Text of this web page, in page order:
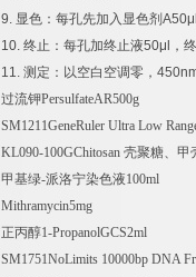
9. 显色：每孔先加入显色剂
10. 终止：每孔加终止液50μl
，
11. 测定：以空白空调零，
过流钾PersulfateAR500g
SM1211GeneRuler Ultra Low
KL090-100GChitosan 壳聚糖、甲
甲基绿-派洛宁染色液100ml
Mithramycin5mg
正丙醇1-PropanolGCS2ml
SM1751NoLimits 10000bp DNA